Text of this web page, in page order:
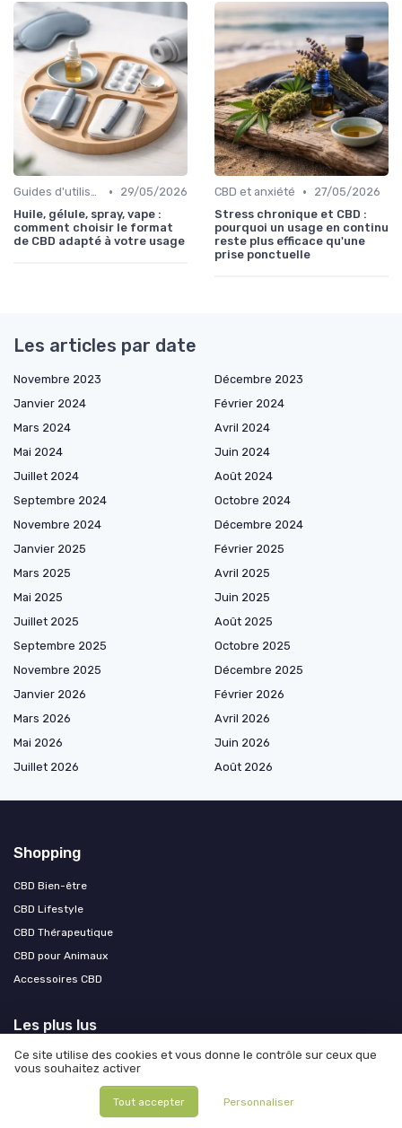
Guides d'utilisation •
29/05/2026
Huile, gélule, spray, vape :
comment choisir le format
de CBD adapté à votre usage
CBD et anxiété •
27/05/2026
Stress chronique et CBD :
pourquoi un usage en continu
reste plus efficace qu'une
prise ponctuelle
Les articles par date
Novembre 2023
Décembre 2023
Janvier 2024
Février 2024
Mars 2024
Avril 2024
Mai 2024
Juin 2024
Juillet 2024
Août 2024
Septembre 2024
Octobre 2024
Novembre 2024
Décembre 2024
Janvier 2025
Février 2025
Mars 2025
Avril 2025
Mai 2025
Juin 2025
Juillet 2025
Août 2025
Septembre 2025
Octobre 2025
Novembre 2025
Décembre 2025
Janvier 2026
Février 2026
Mars 2026
Avril 2026
Mai 2026
Juin 2026
Juillet 2026
Août 2026
Shopping
CBD Bien-être
CBD Lifestyle
CBD Thérapeutique
CBD pour Animaux
Accessoires CBD
Les plus lus
One bud : la technique de culture de cannabis qui maximise votre
récolte
💎Code promo : Jungle Kush : le trésor caché d’un chineur de CBD
Test CALIU CBD - Huile de CBD Bio 40% : une dose de bien-être à l'arôme
Ce site utilise des cookies et vous donne le contrôle sur ceux que
vous souhaitez activer
Tout accepter Personnaliser